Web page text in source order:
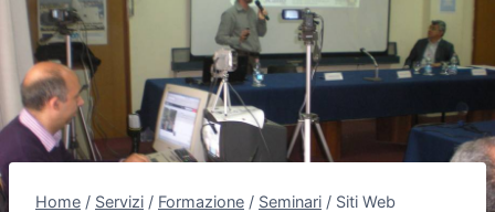
Home / Servizi / Formazione / Seminari / Siti Web